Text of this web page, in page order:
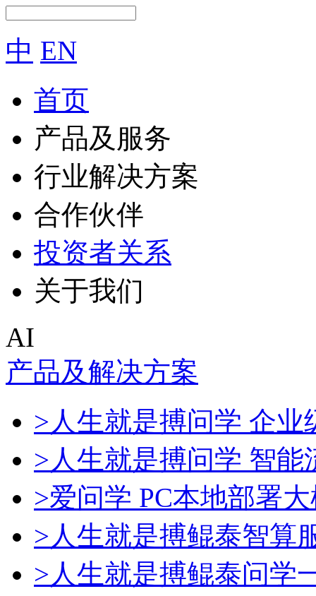
中 EN
首页
产品及服务
行业解决方案
合作伙伴
投资者关系
关于我们
AI
产品及解决方案
>人生就是搏问学 企业
>人生就是搏问学 智能
>爱问学 PC本地部署
>人生就是搏鲲泰智算
>人生就是搏鲲泰问学